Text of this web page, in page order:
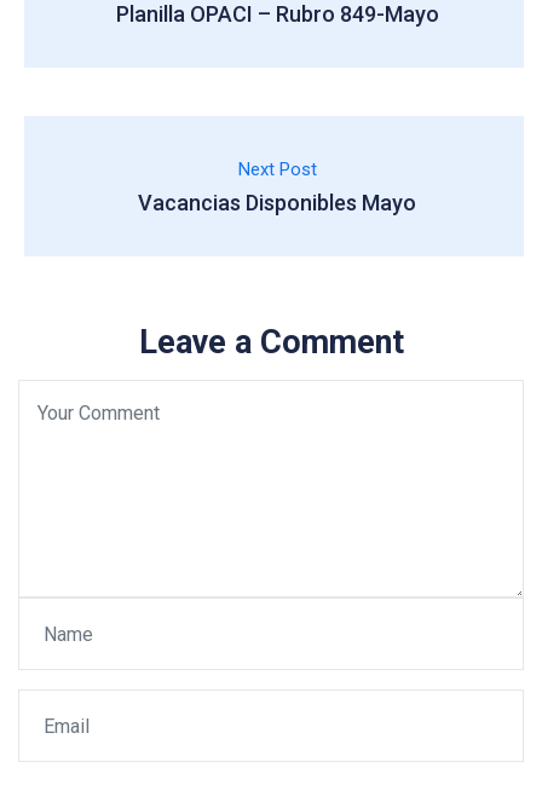
Planilla OPACI – Rubro 849-Mayo
Next Post
Vacancias Disponibles Mayo
Leave a Comment